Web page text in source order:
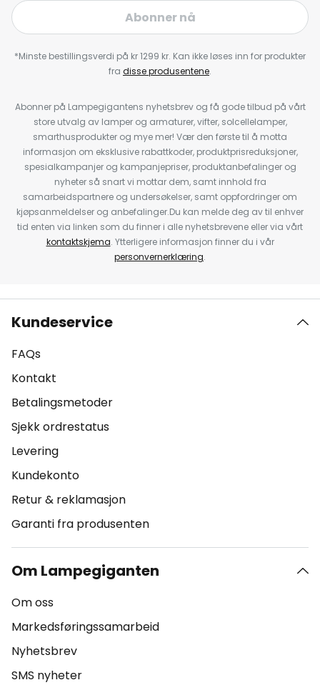
Abonner nå
*Minste bestillingsverdi på kr 1299 kr. Kan ikke løses inn for produkter
fra disse produsentene.
Abonner på Lampegigantens nyhetsbrev og få gode tilbud på vårt
store utvalg av lamper og armaturer, vifter, solcellelamper,
smarthusprodukter og mye mer! Vær den første til å motta
informasjon om eksklusive rabattkoder, produktprisreduksjoner,
spesialkampanjer og kampanjepriser, produktanbefalinger og
nyheter så snart vi mottar dem, samt innhold fra
samarbeidspartnere og undersøkelser, samt oppfordringer om
kjøpsanmeldelser og anbefalinger.Du kan melde deg av til enhver
tid enten via linken som du finner i alle nyhetsbrevene eller via vårt
kontaktskjema. Ytterligere informasjon finner du i vår
personvernerklæring.
Kundeservice
FAQs
Kontakt
Betalingsmetoder
Sjekk ordrestatus
Levering
Kundekonto
Retur & reklamasjon
Garanti fra produsenten
Om Lampegiganten
Om oss
Markedsføringssamarbeid
Nyhetsbrev
SMS nyheter